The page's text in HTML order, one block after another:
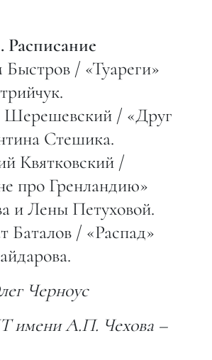
Быстров / «Туареги»
Шерешевский / «Друг
Стешика.
Квятковский /
про Гренландию»
и Лены Петуховой.
Баталов / «Распад»
Черноус
имени А.П. Чехова –